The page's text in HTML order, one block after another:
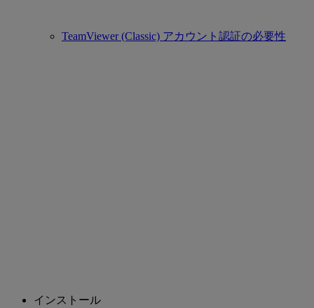
TeamViewer (Classic) アカウント認証の必要性
インストール